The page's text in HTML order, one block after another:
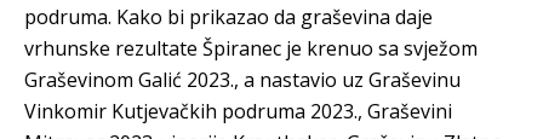
podruma. Kako bi prikazao da graševina daje
vrhunske rezultate Špiranec je krenuo sa svježom
Graševinom Galić 2023., a nastavio uz Graševinu
Vinkomir Kutjevačkih podruma 2023., Graševini